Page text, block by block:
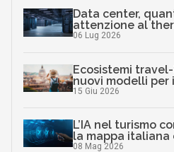
Data center,
attenzione al
06 Lug 2026
Ecosistemi
nuovi modelli per
15 Giu 2026
L’IA nel turismo
la mappa italiana
08 Mag 2026